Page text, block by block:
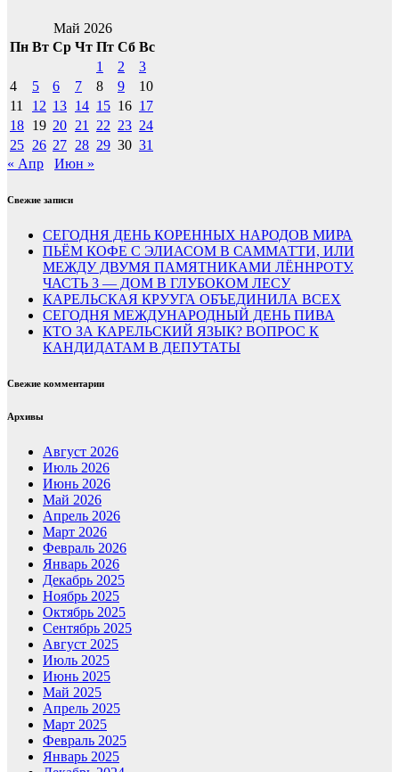
Май 2026
Пн Вт Ср Чт Пт Сб Вс
1
2
3
4
5 6 7 8 9
10
11
12 13 14 15 16 17
18 19 20 21 22 23 24
25 26 27 28 29 30 31
« Апр
Июн »
Свежие записи
СЕГОДНЯ ДЕНЬ КОРЕННЫХ НАРОДОВ МИРА
ПЬЁМ КОФЕ С ЭЛИАСОМ В САММАТТИ, ИЛИ
МЕЖДУ ДВУМЯ ПАМЯТНИКАМИ ЛЁННРОТУ.
ЧАСТЬ 3 — ДОМ В ГЛУБОКОМ ЛЕСУ
КАРЕЛЬСКАЯ КРУУГА ОБЪЕДИНИЛА ВСЕХ
СЕГОДНЯ МЕЖДУНАРОДНЫЙ ДЕНЬ ПИВА
КТО ЗА КАРЕЛЬСКИЙ ЯЗЫК? ВОПРОС К
КАНДИДАТАМ В ДЕПУТАТЫ
Свежие комментарии
Архивы
Август 2026
Июль 2026
Июнь 2026
Май 2026
Апрель 2026
Март 2026
Февраль 2026
Январь 2026
Декабрь 2025
Ноябрь 2025
Октябрь 2025
Сентябрь 2025
Август 2025
Июль 2025
Июнь 2025
Май 2025
Апрель 2025
Март 2025
Февраль 2025
Январь 2025